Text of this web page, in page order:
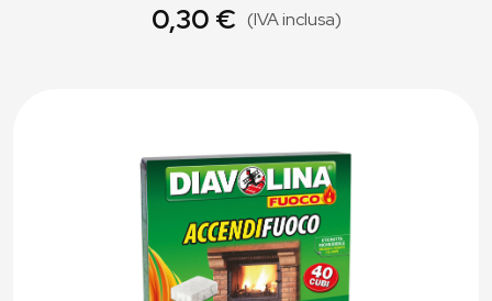
0,30 € (IVA inclusa)